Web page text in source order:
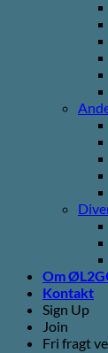
Om
Kontakt
Sign Up
Join
Fri fragt